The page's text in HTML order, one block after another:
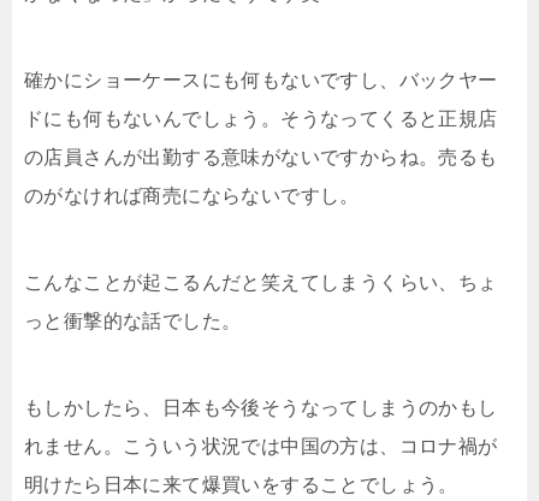
確かにショーケースにも何もないですし、バックヤー
ドにも何もないんでしょう。そうなってくると正規店
の店員さんが出勤する意味がないですからね。売るも
のがなければ商売にならないですし。
こんなことが起こるんだと笑えてしまうくらい、ちょ
っと衝撃的な話でした。
もしかしたら、日本も今後そうなってしまうのかもし
れません。こういう状況では中国の方は、コロナ禍が
明けたら日本に来て爆買いをすることでしょう。